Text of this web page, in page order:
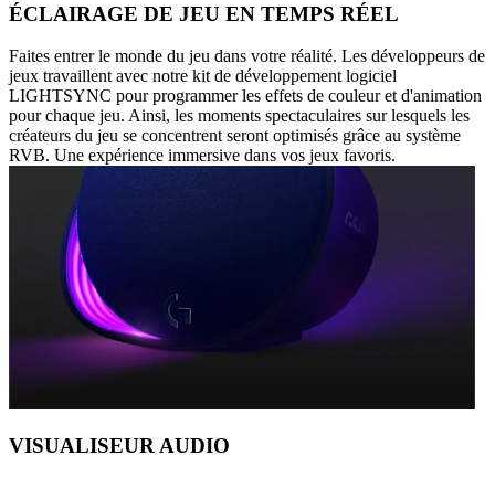
ÉCLAIRAGE DE JEU EN TEMPS RÉEL
Faites entrer le monde du jeu dans votre réalité. Les développeurs de
jeux travaillent avec notre kit de développement logiciel
LIGHTSYNC pour programmer les effets de couleur et d'animation
pour chaque jeu. Ainsi, les moments spectaculaires sur lesquels les
créateurs du jeu se concentrent seront optimisés grâce au système
RVB. Une expérience immersive dans vos jeux favoris.
VISUALISEUR AUDIO